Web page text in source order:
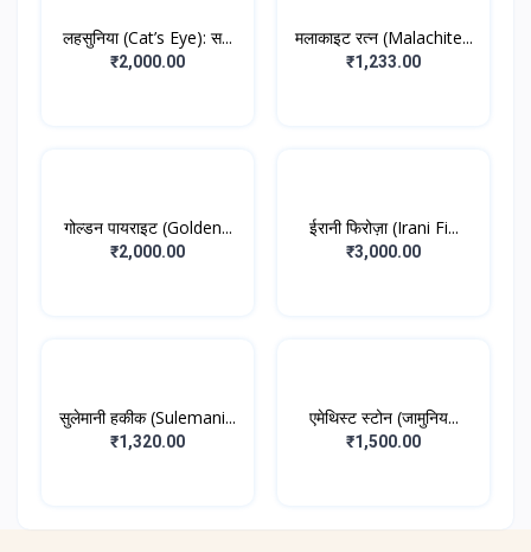
लहसुनिया (Cat’s Eye): स...
₹2,000.00
मलाकाइट रत्न (Malachite...
₹1,233.00
गोल्डन पायराइट (Golden...
₹2,000.00
ईरानी फिरोज़ा (Irani Fi...
₹3,000.00
सुलेमानी हकीक (Sulemani...
₹1,320.00
एमेथिस्ट स्टोन (जामुनिय...
₹1,500.00